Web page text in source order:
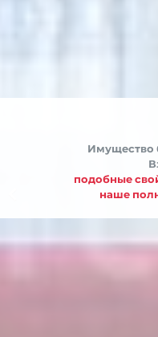
Имущество
подобные
наше